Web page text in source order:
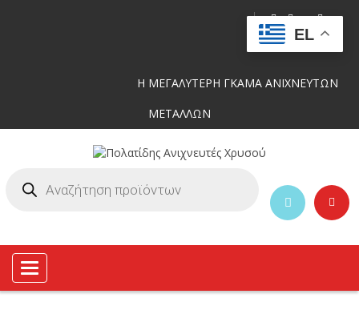
Η ΜΕΓΑΛΥΤΕΡΗ ΓΚΑΜΑ ΑΝΙΧΝΕΥΤΩΝ
ΜΕΤΑΛΛΩΝ
Toggle
navigation
EL